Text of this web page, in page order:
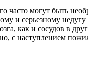
часто могут быть
и серьезному
как и сосудов в
с наступлением